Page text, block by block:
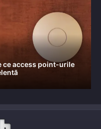
ce access point-urile